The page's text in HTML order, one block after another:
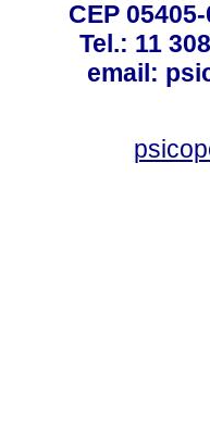
CEP
Tel.: 11
email: